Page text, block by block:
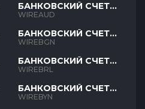
БАНКОВСКИЙ СЧЕТ
AUD
WIREAUD
БАНКОВСКИЙ СЧЕТ
BGN
WIREBGN
БАНКОВСКИЙ СЧЕТ
BRL
WIREBRL
БАНКОВСКИЙ СЧЕТ
BYN
WIREBYN